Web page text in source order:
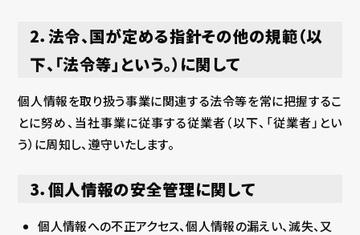
2．法令、国が定める指針その他の規範（以
下、「法令等」という。）に関して
個人情報を取り扱う事業に関連する法令等を常に把握するこ
とに努め、当社事業に従事する従業者（以下、「従業者」とい
う）に周知し、遵守いたします。
3．個人情報の安全管理に関して
個人情報への不正アクセス、個人情報の漏えい、滅失、又